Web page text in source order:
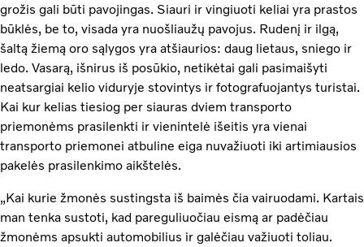
grožis gali būti pavojingas. Siauri ir vingiuoti keliai yra prastos
būklės, be to, visada yra nuošliaužų pavojus. Rudenį ir ilgą,
šaltą žiemą oro sąlygos yra atšiaurios: daug lietaus, sniego ir
ledo. Vasarą, išnirus iš posūkio, netikėtai gali pasimaišyti
neatsargiai kelio viduryje stovintys ir fotografuojantys turistai.
Kai kur kelias tiesiog per siauras dviem transporto
priemonėms prasilenkti ir vienintelė išeitis yra vienai
transporto priemonei atbuline eiga nuvažiuoti iki artimiausios
pakelės prasilenkimo aikštelės.
„Kai kurie žmonės sustingsta iš baimės čia vairuodami. Kartais
man tenka sustoti, kad pareguliuočiau eismą ar padėčiau
žmonėms apsukti automobilius ir galėčiau važiuoti toliau.